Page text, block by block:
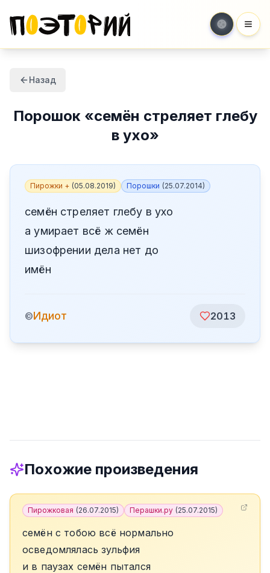
Назад
Порошок«семён стреляет глебу
в ухо»
Пирожки + (05.08.2019) Порошки (25.07.2014)
семён стреляет глебу в ухо
а умирает всё ж семён
шизофрении дела нет до
имён
©Идиот 2013
Похожие произведения
Пирожковая (26.07.2015) Перашки.ру (25.07.2015)
семён с тобою всё нормально
осведомлялась зульфия
и в паузах семён пытался